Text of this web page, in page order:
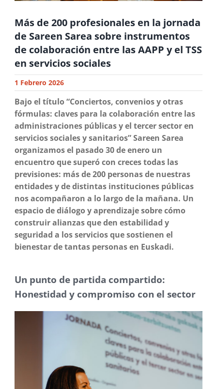
Más de 200 profesionales en la jornada
de Sareen Sarea sobre instrumentos
de colaboración entre las AAPP y el TSS
en servicios sociales
1 Febrero 2026
Bajo el título “Conciertos, convenios y otras
fórmulas: claves para la colaboración entre las
administraciones públicas y el tercer sector en
servicios sociales y sanitarios” Sareen Sarea
organizamos el pasado 30 de enero un
encuentro que superó con creces todas las
previsiones: más de 200 personas de nuestras
entidades y de distintas instituciones públicas
nos acompañaron a lo largo de la mañana. Un
espacio de diálogo y aprendizaje sobre cómo
construir alianzas que den estabilidad y
seguridad a los servicios que sostienen el
bienestar de tantas personas en Euskadi.
Un punto de partida compartido:
Honestidad y compromiso con el sector